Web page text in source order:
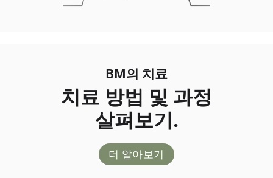
BM의 치료
치료 방법 및 과정
살펴보기.
더 알아보기